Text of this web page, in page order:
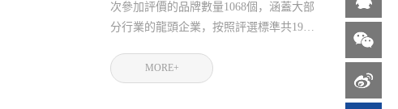
次參加評價的品牌數量1068個，涵蓋大部
分行業的龍頭企業，按照評選標準共19個
類全
MORE+